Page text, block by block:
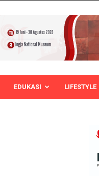
EDUKASI LIFESTYLE